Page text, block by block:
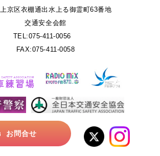
京区衣棚通出水上る御霊町63番地
交通安全会館
TEL:075-411-0056
FAX:075-411-0058
お問合せ